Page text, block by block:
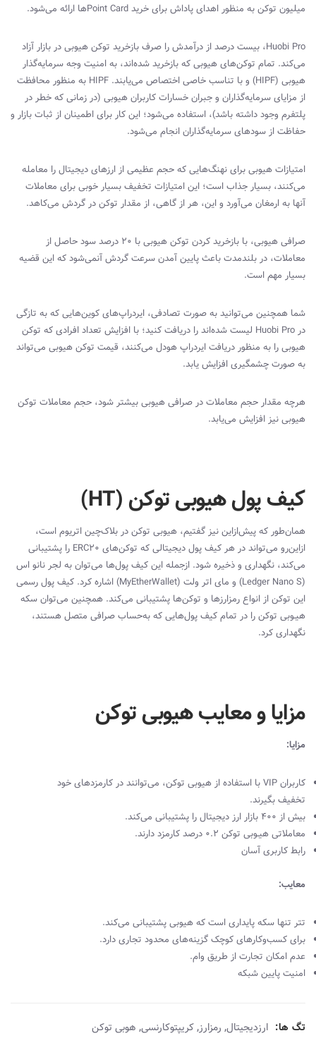
میلیون توکن به منظور اهدای پاداش برای خریدPoint Cardها ارائه می‌شود.
Huobi Pro، بیست درصد از درآمدش را صرف بازخرید توکن هیوبی در بازار آزاد
می‌کند. تمام توکن‌های هیوبی که بازخرید شده‌اند، به امنیت وجه سرمایه‌گذار
هیوبی (HIPF) و با تناسب خاصی اختصاص می‌یابند. HIPF به منظور محافظت
از مزایای سرمایه‌گذاران و جبران خسارات کاربران هیوبی (در زمانی که خطر در
پلتفرم وجود داشته باشد)، استفاده می‌شود؛ این کار برای اطمینان از ثبات بازار و
حفاظت از سودهای سرمایه‌گذاران انجام می‌شود.
امتیازات هیوبی برای نهنگ‌هایی که حجم عظیمی از ارزهای دیجیتال را معامله
می‌کنند، بسیار جذاب است؛ این امتیازات تخفیف بسیار خوبی برای معاملات
آنها به ارمغان می‌آورد و این، هر از گاهی، از مقدار توکن در گردش می‌کاهد.
صرافی هیوبی، با بازخرید کردن توکن هیوبی با ۲۰ درصد سود حاصل از
معاملات، در بلندمدت باعث پایین آمدن سرعت گردش آنمی‌شود که این قضیه
بسیار مهم است.
شما همچنین می‌توانید به صورت تصادفی، ایردراپ‌های کوین‌هایی که به تازگی
در Huobi Pro لیست شده‌اند را دریافت کنید؛ با افزایش تعداد افرادی که توکن
هیوبی را به منظور دریافت ایردراپ هودل می‌کنند، قیمت توکن هیوبی می‌تواند
به صورت چشمگیری افزایش یابد.
هرچه مقدار حجم معاملات در صرافی هیوبی بیشتر شود، حجم معاملات توکن
هیوبی نیز افزایش می‌یابد.
کیف پول هیوبی توکن (HT)
همان‌طور که پیش‌ازاین نیز گفتیم، هیوبی توکن در بلاک‌چین اتریوم است،
ازاین‌رو می‌تواند در هر کیف پول دیجیتالی که توکن‌های ERC20 را پشتیبانی
می‌کند، نگهداری و ذخیره شود. ازجمله این کیف پول‌ها می‌توان به لجر نانو اس
(
Ledger Nano S) و مای اتر ولت (MyEtherWallet) اشاره کرد. کیف پول رسمی
این توکن از انواع رمزارزها و توکن‌ها پشتیبانی می‌کند. همچنین می‌توان سکه
هیـوبی توکن را در تمام کیف پول‌هایی که به‌حساب صرافی متصل هستند،
نگهداری کرد.
مزایا و معایب هیوبی توکن
مزایا:
کاربرانVIPبا استفاده از هیوبی توکن، می‌توانند در کارمزدهای خود
تخفیف بگیرند.
بیش از 400 بازار ارز دیجیتال را پشتیبانی می‌کند.
معاملاتی هیـوبی توکن ۰.۲ درصد کارمزد دارند.
رابط کاربری آسان
معایب:
تتر تنها سکه پایداری است که هیوبی پشتیبانی می‌کند.
برای کسب‌وکارهای کوچک گزینه‌های محدود تجاری دارد.
عدم امکان تجارت از طریق وام.
امنیت پایین شبکه
تگ ها: ارزدیجیتال, رمزارز,کریپتوکارنسی, هوبی توکن